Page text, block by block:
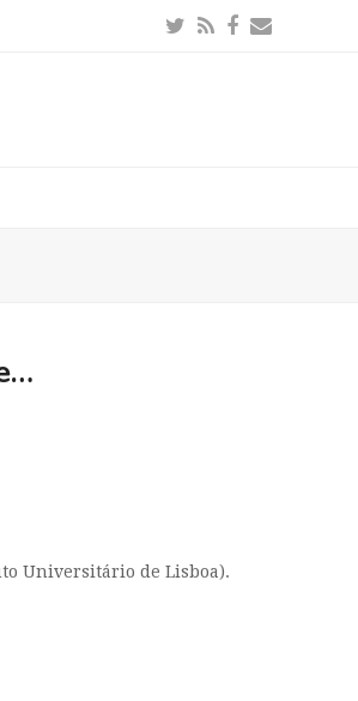
Twitter
RSSFacebook
Email
Universitário de Lisboa).